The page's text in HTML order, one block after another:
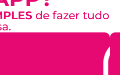
de fazer tudo